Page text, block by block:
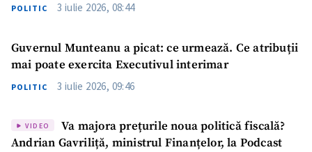
POLITIC 3 iulie 2026, 08:44
Guvernul Munteanu a picat: ce urmează. Ce atribuții
mai poate exercita Executivul interimar
POLITIC 3 iulie 2026, 09:46
VIDEO
Va majora prețurile noua politică fiscală?
Andrian Gavriliță, ministrul Finanțelor, la Podcast